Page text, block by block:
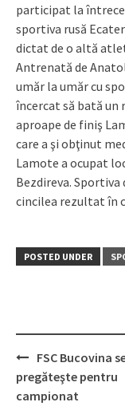
participat la
sportiva rusă
dictat de o altă
Antrenată de
umăr la umăr cu
încercat să bată
aproape de finiş
care a şi obţinut
Lamote a ocupat
Bezdireva.
cincilea rezultat în
POSTED UNDER
Post
navigation
FSC Bucovina
pregăteşte pentru
campionat